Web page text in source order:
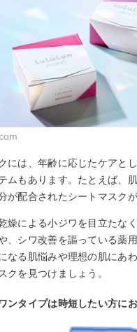
には、年齢に応じたケアと
ムもあります。たとえば、
が配合されたシートマスクが
燥による小ジワを目立たな
、シワ改善を謳っている薬
なる肌悩みや理想の肌にあ
クを見つけましょう。
ンタイプは時短したい方に